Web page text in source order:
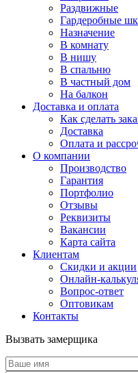
Раздвижные
Гардеробные
Назначение
В комнату
В нишу
В спальню
В частный дом
На балкон
Доставка и оплата
Как сделать
Доставка
Оплата и
О компании
Производство
Гарантия
Портфолио
Отзывы
Реквизиты
Вакансии
Карта сайта
Клиентам
Скидки и акции
Онлайн-
Вопрос-ответ
Оптовикам
Контакты
Вызвать замерщика